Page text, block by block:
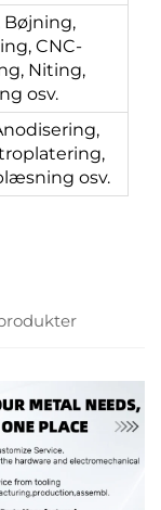
CNC-
Niting,
osv.
osv.